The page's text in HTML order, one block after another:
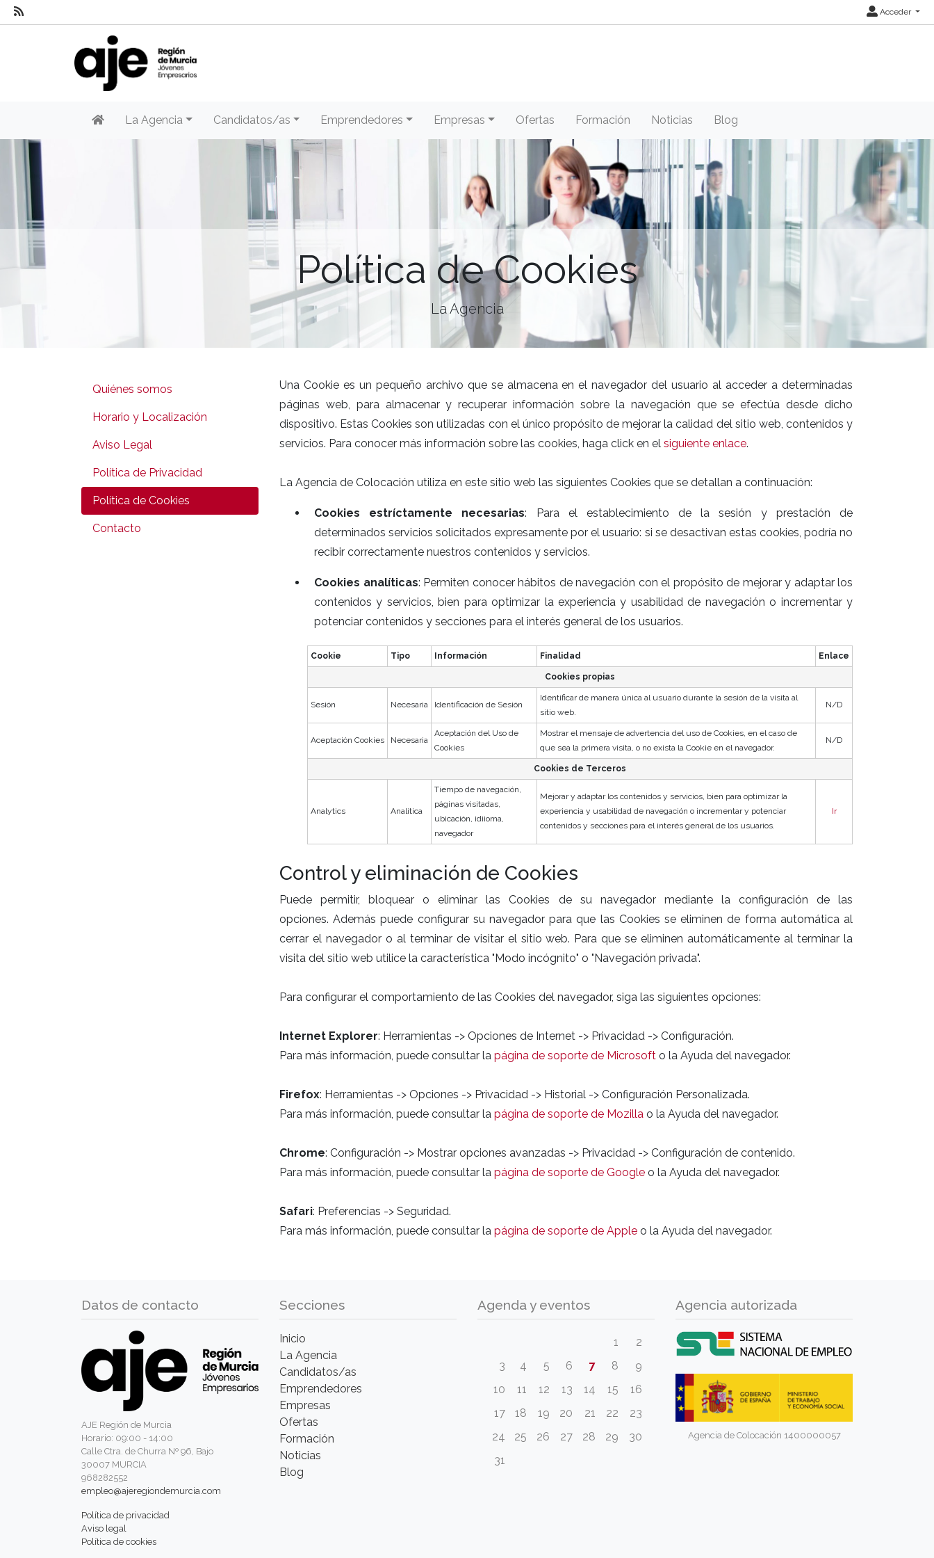
Acceder
La Agencia Candidatos/as Emprendedores Empresas Ofertas Formación Noticias Blog
Política de Cookies
La Agencia
Quiénes somos
Horario y Localización
Aviso Legal
Política de Privacidad
Política de Cookies
Contacto
Una Cookie es un pequeño archivo que se almacena en el navegador del usuario al acceder a determinadas
páginas web, para almacenar y recuperar información sobre la navegación que se efectúa desde dicho
dispositivo. Estas Cookies son utilizadas con el único propósito de mejorar la calidad del sitio web, contenidos y
servicios. Para conocer más información sobre las cookies, haga click en el siguiente enlace.
La Agencia de Colocación utiliza en este sitio web las siguientes Cookies que se detallan a continuación:
Cookies estríctamente necesarias: Para el establecimiento de la sesión y prestación de
determinados servicios solicitados expresamente por el usuario: si se desactivan estas cookies, podría no
recibir correctamente nuestros contenidos y servicios.
Cookies analíticas: Permiten conocer hábitos de navegación con el propósito de mejorar y adaptar los
contenidos y servicios, bien para optimizar la experiencia y usabilidad de navegación o incrementar y
potenciar contenidos y secciones para el interés general de los usuarios.
Cookie Tipo Información Finalidad Enlace
Cookies propias
Sesión Necesaria Identificación de Sesión
Identificar de manera única al usuario durante la sesión de la visita al
sitio web.
N/D
Aceptación Cookies Necesaria
Aceptación del Uso de
Cookies
Mostrar el mensaje de advertencia del uso de Cookies, en el caso de
que sea la primera visita, o no exista la Cookie en el navegador.
N/D
Cookies de Terceros
Analytics Analítica
Tiempo de navegación,
páginas visitadas,
ubicación, idiioma,
navegador
Mejorar y adaptar los contenidos y servicios, bien para optimizar la
experiencia y usabilidad de navegación o incrementar y potenciar
contenidos y secciones para el interés general de los usuarios.
Ir
Control y eliminación de Cookies
Puede permitir, bloquear o eliminar las Cookies de su navegador mediante la configuración de las
opciones. Además puede configurar su navegador para que las Cookies se eliminen de forma automática al
cerrar el navegador o al terminar de visitar el sitio web. Para que se eliminen automáticamente al terminar la
visita del sitio web utilice la característica "Modo incógnito" o "Navegación privada".
Para configurar el comportamiento de las Cookies del navegador, siga las siguientes opciones:
Internet Explorer: Herramientas -> Opciones de Internet -> Privacidad -> Configuración.
Para más información, puede consultar la página de soporte de Microsoft o la Ayuda del navegador.
Firefox: Herramientas -> Opciones -> Privacidad -> Historial -> Configuración Personalizada.
Para más información, puede consultar la página de soporte de Mozilla o la Ayuda del navegador.
Chrome: Configuración -> Mostrar opciones avanzadas -> Privacidad -> Configuración de contenido.
Para más información, puede consultar la página de soporte de Google o la Ayuda del navegador.
Safari: Preferencias -> Seguridad.
Para más información, puede consultar la página de soporte de Apple o la Ayuda del navegador.
Datos de contacto
AJE Región de Murcia
Horario: 09:00 - 14:00
Calle Ctra. de Churra Nº 96, Bajo
30007 MURCIA
968282552
empleo@ajeregiondemurcia.com
Política de privacidad
Aviso legal
Política de cookies
Secciones
Inicio
La Agencia
Candidatos/as
Emprendedores
Empresas
Ofertas
Formación
Noticias
Blog
Agenda y eventos
1
2
3
4 5 6 7 8
9
10
11 12 13 14 15
16
17
18 19 20 21 22
23
24
25 26 27 28 29
30
31
Agencia autorizada
Agencia de Colocación 1400000057